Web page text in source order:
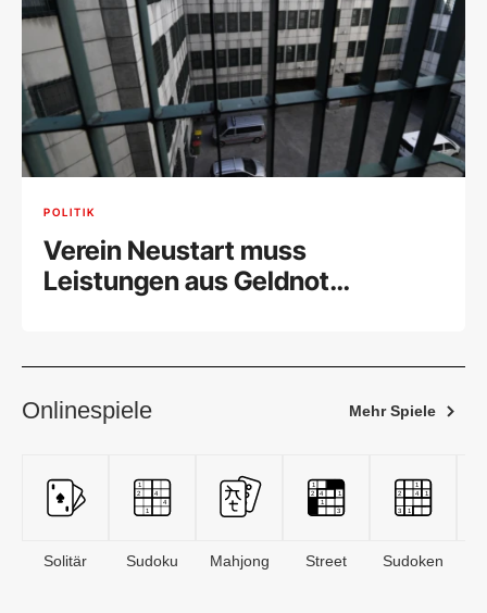
POLITIK
Verein Neustart muss
Leistungen aus Geldnot
Onlinespiele Mehr Spiele
Solitär Sudoku Mahjong Street Sudoken